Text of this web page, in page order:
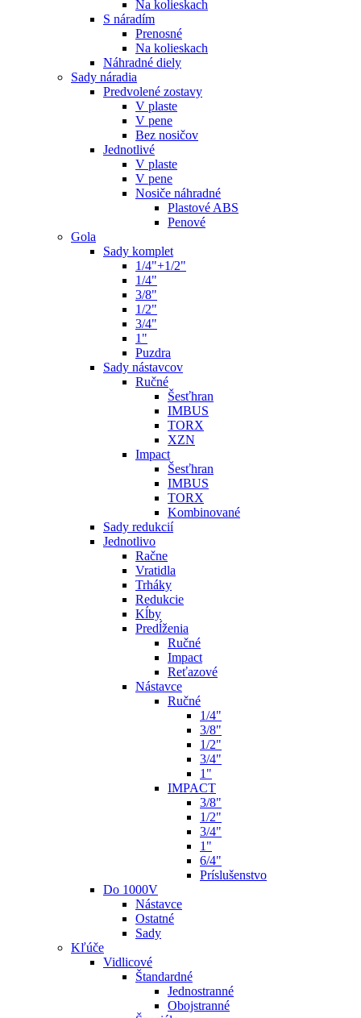
Na kolieskach
S náradím
Prenosné
Na kolieskach
Náhradné diely
Sady náradia
Predvolené zostavy
V plaste
V pene
Bez nosičov
Jednotlivé
V plaste
V pene
Nosiče náhradné
Plastové ABS
Penové
Gola
Sady komplet
1/4"+1/2"
1/4"
3/8"
1/2"
3/4"
1"
Puzdra
Sady nástavcov
Ručné
Šesťhran
IMBUS
TORX
XZN
Impact
Šesťhran
IMBUS
TORX
Kombinované
Sady redukcií
Jednotlivo
Račne
Vratidla
Trháky
Redukcie
Kĺby
Predĺženia
Ručné
Impact
Reťazové
Nástavce
Ručné
1/4"
3/8"
1/2"
3/4"
1"
IMPACT
3/8"
1/2"
3/4"
1"
6/4"
Príslušenstvo
Do 1000V
Nástavce
Ostatné
Sady
Kľúče
Vidlicové
Štandardné
Jednostranné
Obojstranné